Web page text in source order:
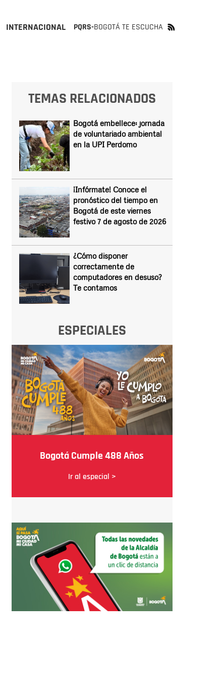
INTERNACIONAL PQRS-BOGOTÁ TE ESCUCHA
TEMAS RELACIONADOS
Bogotá embellece: jornada
de voluntariado ambiental
en la UPI Perdomo
¡Infórmate! Conoce el
pronóstico del tiempo en
Bogotá de este viernes
festivo 7 de agosto de 2026
¿Cómo disponer
correctamente de
computadores en desuso?
Te contamos
ESPECIALES
Bogotá Cumple 488 Años
Ir al especial >